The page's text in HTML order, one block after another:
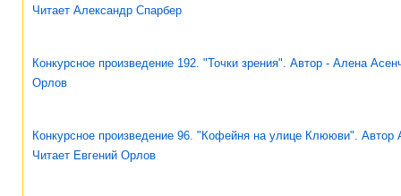
Читает Александр Спарбер
Конкурсное произведение 192. "Точки зрения". Автор - Алена
Орлов
Конкурсное произведение 96. "Кофейня на улице Клююви". Автор
Читает Евгений Орлов